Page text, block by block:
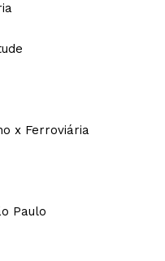
x Ferroviária
Paulo